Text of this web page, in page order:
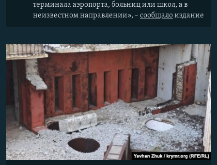
терминала аэропорта, больниц или школ, а в
неизвестном направлении», – сообщалоиздание